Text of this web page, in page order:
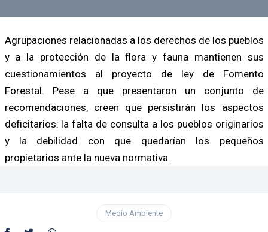
Agrupaciones relacionadas a los derechos de los pueblos
y a la protección de la flora y fauna mantienen sus
cuestionamientos al proyecto de ley de Fomento
Forestal. Pese a que presentaron un conjunto de
recomendaciones, creen que persistirán los aspectos
deficitarios: la falta de consulta a los pueblos originarios
y la debilidad con que quedarían los pequeños
propietarios ante la nueva normativa.
Medio Ambiente